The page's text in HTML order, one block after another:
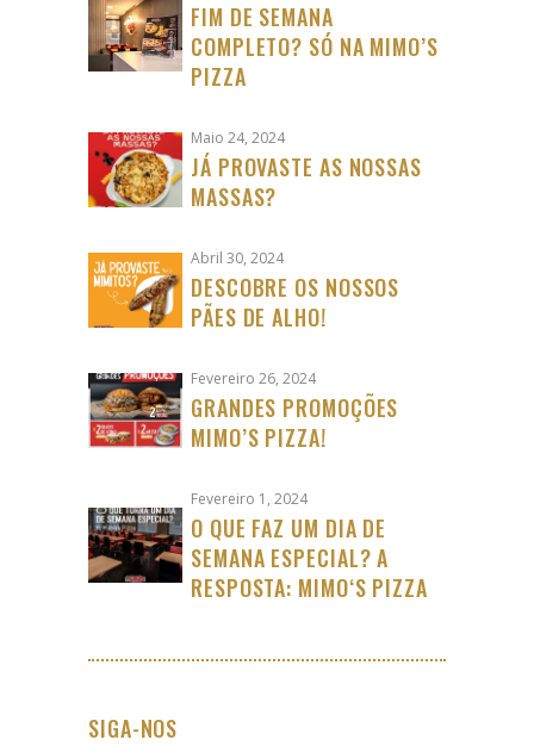
FIM DE SEMANA
COMPLETO? SÓ NA MIMO’S
PIZZA
Maio 24, 2024
JÁ PROVASTE AS NOSSAS
MASSAS?
Abril 30, 2024
DESCOBRE OS NOSSOS
PÃES DE ALHO!
Fevereiro 26, 2024
GRANDES PROMOÇÕES
MIMO’S PIZZA!
Fevereiro 1, 2024
O QUE FAZ UM DIA DE
SEMANA ESPECIAL? A
RESPOSTA: MIMO‘S PIZZA
SIGA-NOS